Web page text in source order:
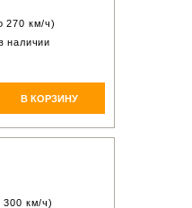
270 км/ч)
наличии
В КОРЗИНУ
300 км/ч)